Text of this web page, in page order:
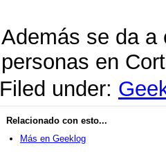
Además se da a
personas en
Filed under:
Relacionado con esto...
Más en Geeklog